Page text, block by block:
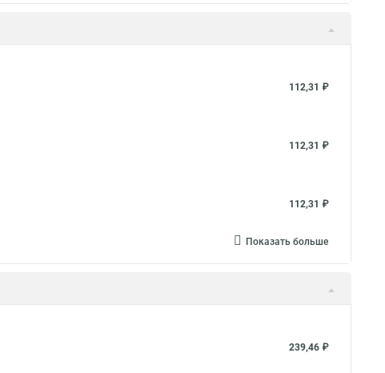
112,31 ₽
112,31 ₽
112,31 ₽
Показать больше
239,46 ₽